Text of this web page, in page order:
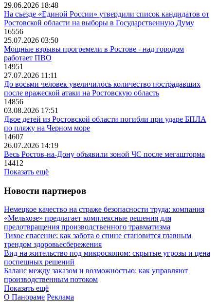
29.06.2026 18:48
На съезде «Единой России» утвердили список кандидатов от
Ростовской области на выборы в Государственную Думу
16556
25.07.2026 03:50
Мощные взрывы прогремели в Ростове - над городом
работает ПВО
14951
27.07.2026 11:11
До восьми человек увеличилось количество пострадавших
после вражеской атаки на Ростовскую область
14856
03.08.2026 17:51
Двое детей из Ростовской области погибли при ударе БПЛА
по пляжу на Черном море
14607
26.07.2026 14:19
Весь Ростов-на-Дону объявили зоной ЧС после мегашторма
14412
Показать ещё
Новости партнеров
Немецкое качество на страже безопасности труда: компания
«Мельхозе» предлагает комплексные решения для
предотвращения производственного травматизма
Тихое спасение: как забота о спине становится главным
трендом здоровьесбережения
Вид на жительство под микроскопом: скрытые угрозы и цена
поспешных решений
Баланс между заказом и возможностью: как управляют
производственным потоком
Показать ещё
О Панораме Реклама